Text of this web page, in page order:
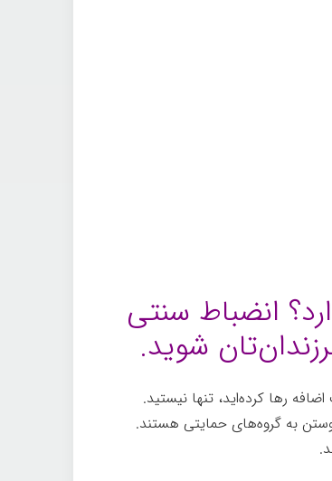
انضباط سنتی
شوید.
رها کرده‌اید، تنها نیستید.
به گروه‌های حمایتی هستند.